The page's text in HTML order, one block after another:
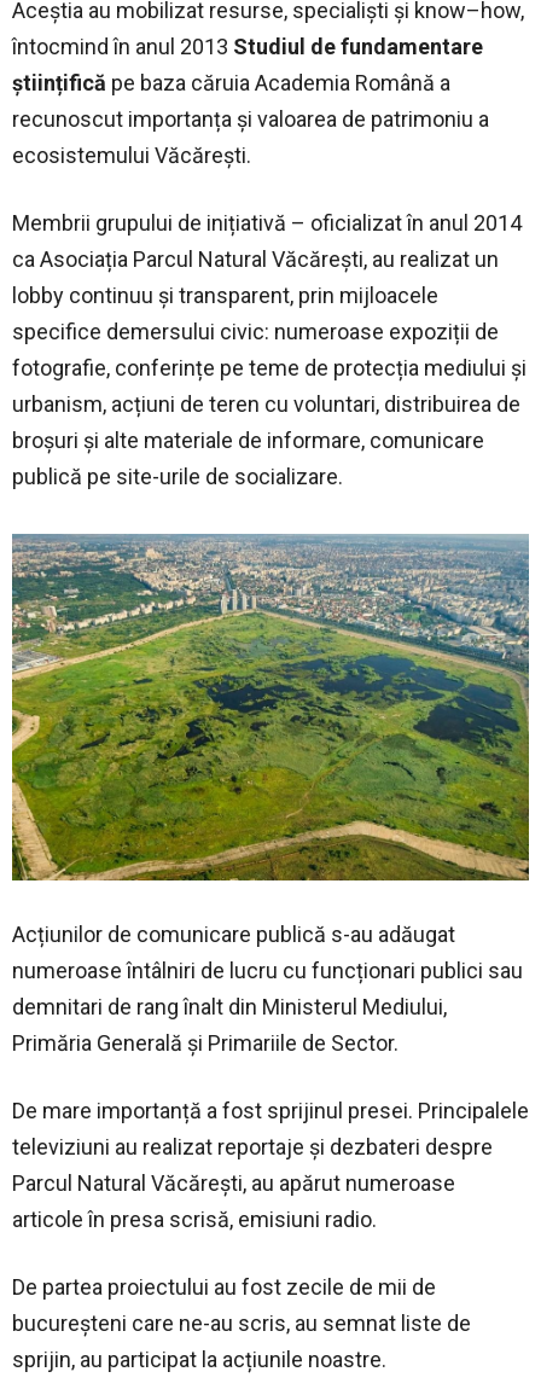
Aceștia au mobilizat resurse, specialiști și know–how,
întocmind în anul 2013 Studiul de fundamentare
științifică pe baza căruia Academia Română a
recunoscut importanța și valoarea de patrimoniu a
ecosistemului Văcărești.
Membrii grupului de inițiativă – oficializat în anul 2014
ca Asociația Parcul Natural Văcărești, au realizat un
lobby continuu și transparent, prin mijloacele
specifice demersului civic: numeroase expoziții de
fotografie, conferințe pe teme de protecția mediului și
urbanism, acțiuni de teren cu voluntari, distribuirea de
broșuri și alte materiale de informare, comunicare
publică pe site-urile de socializare.
Acțiunilor de comunicare publică s-au adăugat
numeroase întâlniri de lucru cu funcționari publici sau
demnitari de rang înalt din Ministerul Mediului,
Primăria Generală și Primariile de Sector.
De mare importanță a fost sprijinul presei. Principalele
televiziuni au realizat reportaje și dezbateri despre
Parcul Natural Văcărești, au apărut numeroase
articole în presa scrisă, emisiuni radio.
De partea proiectului au fost zecile de mii de
bucureșteni care ne-au scris, au semnat liste de
sprijin, au participat la acțiunile noastre.